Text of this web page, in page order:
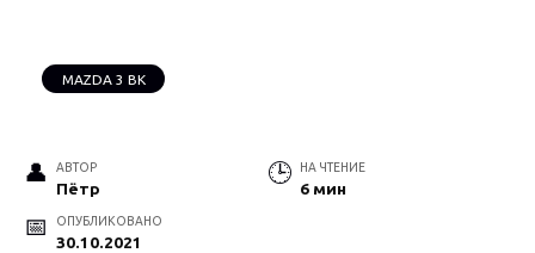
MAZDA 3 BK
АВТОР
Пётр
НА ЧТЕНИЕ
6 мин
ОПУБЛИКОВАНО
30.10.2021